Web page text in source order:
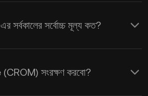
সর্বোচ্চ মূল্য কত?
সংরক্ষণ করবো?